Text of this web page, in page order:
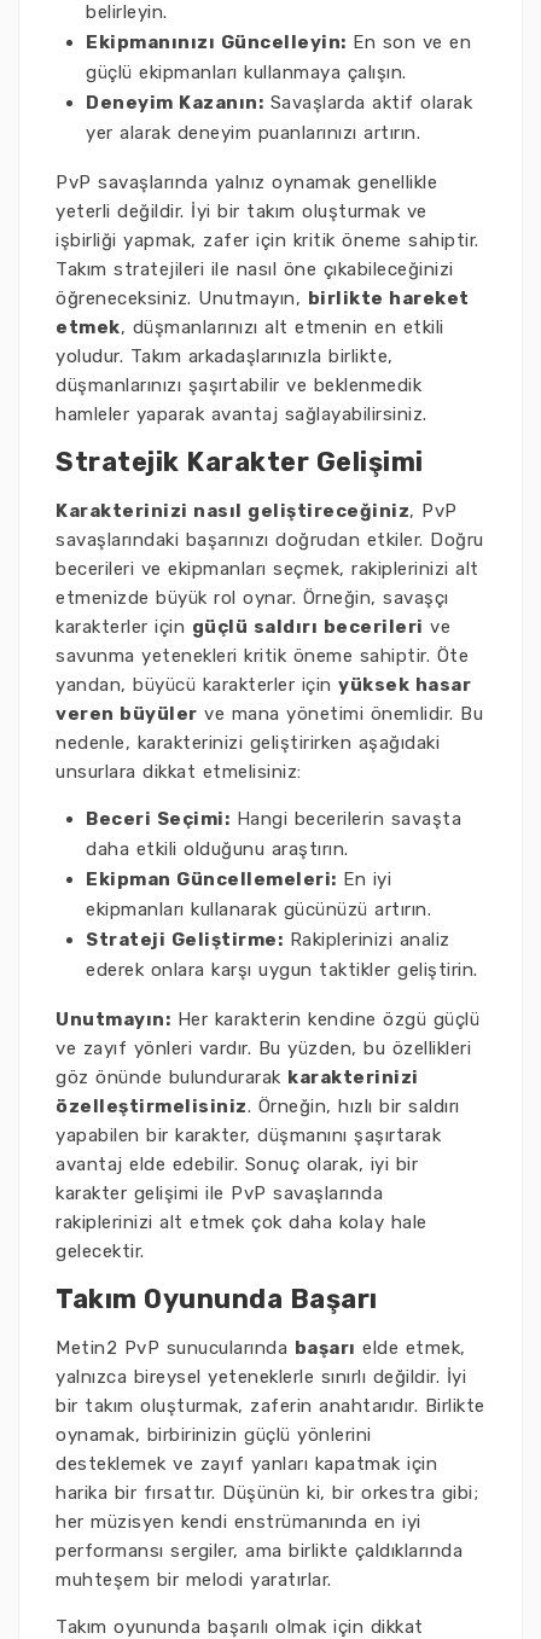
belirleyin.
Ekipmanınızı Güncelleyin: En son ve en
güçlü ekipmanları kullanmaya çalışın.
Deneyim Kazanın: Savaşlarda aktif olarak
yer alarak deneyim puanlarınızı artırın.
PvP savaşlarında yalnız oynamak genellikle
yeterli değildir. İyi bir takım oluşturmak ve
işbirliği yapmak, zafer için kritik öneme sahiptir.
Takım stratejileri ile nasıl öne çıkabileceğinizi
öğreneceksiniz. Unutmayın, birlikte hareket
etmek, düşmanlarınızı alt etmenin en etkili
yoludur. Takım arkadaşlarınızla birlikte,
düşmanlarınızı şaşırtabilir ve beklenmedik
hamleler yaparak avantaj sağlayabilirsiniz.
Stratejik Karakter Gelişimi
Karakterinizi nasıl geliştireceğiniz, PvP
savaşlarındaki başarınızı doğrudan etkiler. Doğru
becerileri ve ekipmanları seçmek, rakiplerinizi alt
etmenizde büyük rol oynar. Örneğin, savaşçı
karakterler için güçlü saldırı becerileri ve
savunma yetenekleri kritik öneme sahiptir. Öte
yandan, büyücü karakterler için yüksek hasar
veren büyüler ve mana yönetimi önemlidir. Bu
nedenle, karakterinizi geliştirirken aşağıdaki
unsurlara dikkat etmelisiniz:
Beceri Seçimi: Hangi becerilerin savaşta
daha etkili olduğunu araştırın.
Ekipman Güncellemeleri: En iyi
ekipmanları kullanarak gücünüzü artırın.
Strateji Geliştirme: Rakiplerinizi analiz
ederek onlara karşı uygun taktikler geliştirin.
Unutmayın: Her karakterin kendine özgü güçlü
ve zayıf yönleri vardır. Bu yüzden, bu özellikleri
göz önünde bulundurarak karakterinizi
özelleştirmelisiniz. Örneğin, hızlı bir saldırı
yapabilen bir karakter, düşmanını şaşırtarak
avantaj elde edebilir. Sonuç olarak, iyi bir
karakter gelişimi ile PvP savaşlarında
rakiplerinizi alt etmek çok daha kolay hale
gelecektir.
Takım Oyununda Başarı
Metin2 PvP sunucularında başarı elde etmek,
yalnızca bireysel yeteneklerle sınırlı değildir. İyi
bir takım oluşturmak, zaferin anahtarıdır. Birlikte
oynamak, birbirinizin güçlü yönlerini
desteklemek ve zayıf yanları kapatmak için
harika bir fırsattır. Düşünün ki, bir orkestra gibi;
her müzisyen kendi enstrümanında en iyi
performansı sergiler, ama birlikte çaldıklarında
muhteşem bir melodi yaratırlar.
Takım oyununda başarılı olmak için dikkat